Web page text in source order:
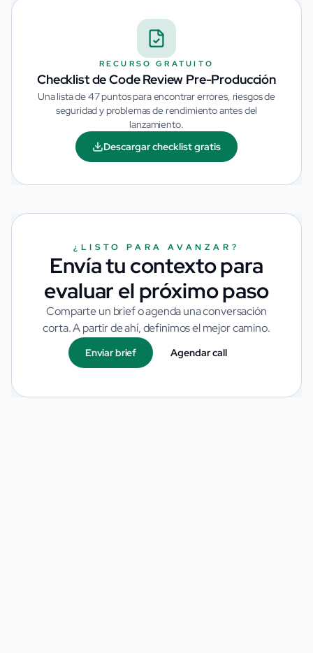
RECURSO GRATUITO
Checklist de Code Review Pre-Producción
Una lista de 47 puntos para encontrar errores, riesgos de
seguridad y problemas de rendimiento antes del
lanzamiento.
Descargar checklist gratis
¿LISTO PARA AVANZAR?
Envía tu contexto para
evaluar el próximo paso
Comparte un brief o agenda una conversación
corta. A partir de ahí, definimos el mejor camino.
Enviar brief Agendar call